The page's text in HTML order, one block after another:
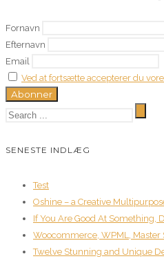
Fornavn
Efternavn
Email
Ved at fortsætte accepterer du
SENESTE INDLÆG
Test
Oshine – a Creative
If You Are Good At Something,
Woocommerce, WPML,
Twelve Stunning and Unique